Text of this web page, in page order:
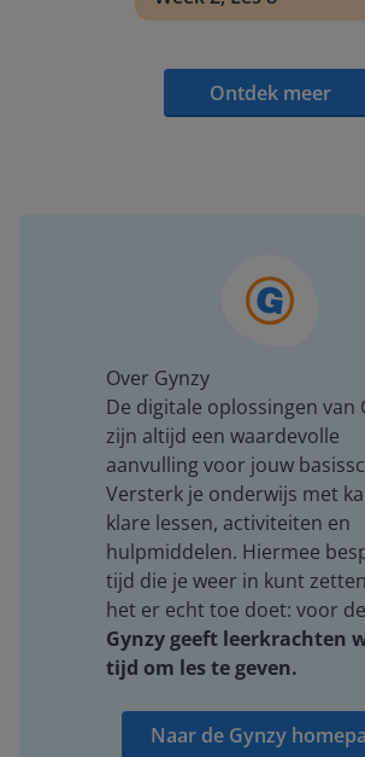
Ontdek meer
Over Gynzy
De digitale oplossingen van
zijn altijd een waardevolle
aanvulling voor jouw
Versterk je onderwijs met
klare lessen, activiteiten en
hulpmiddelen. Hiermee
tijd die je weer in kunt
het er echt toe doet: voor
Gynzy geeft leerkrachten
tijd om les te geven.
Naar de Gynzy